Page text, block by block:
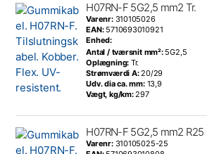
H07RN-F 5G2,5 mm2 Tr.
Varenr: 310105026
EAN: 5710693010921
Enhed:
Antal / tværsnit mm²: 5G2,5
Oplægning: Tr.
Strømværdi A:20/29
Udv. dia ca. mm: 13,9
Vægt, kg/km:297
H07RN-F 5G2,5 mm2 R25
Varenr: 310105025-25